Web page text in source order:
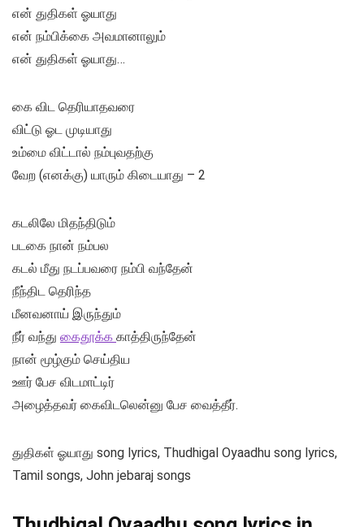
என் துதிகள் ஓயாது
என் நம்பிக்கை அவமானாலும்
என் துதிகள் ஓயாது…
கை விட தெரியாதவரை
விட்டு ஓட முடியாது
உம்மை விட்டால் நம்புவதற்கு
வேற (எனக்கு) யாரும் கிடையாது – 2
கடலிலே மிதந்திடும்
படகை நான் நம்பல
கடல் மீது நடப்பவரை நம்பி வந்தேன்
நீந்திட தெரிந்த
மீனவனாய் இருந்தும்
நீர் வந்து கைதூக்க காத்திருந்தேன்
நான் மூழ்கும் செய்திய
ஊர் பேச விடமாட்டிர்
அழைத்தவர் கைவிடலென்னு பேச வைத்தீர்.
துதிகள் ஓயாது song lyrics, Thudhigal Oyaadhu song lyrics,
Tamil songs, John jebaraj songs